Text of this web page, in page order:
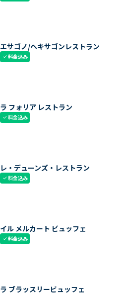
エサゴノ/ヘキサゴンレストラン
check料金込み
ラ フォリア レストラン
check料金込み
レ・デューンズ・レストラン
check料金込み
イル メルカート ビュッフェ
check料金込み
ラ ブラッスリービュッフェ